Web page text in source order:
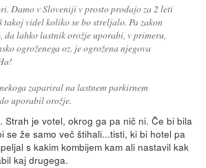
Damo v Sloveniji v prosto prodajo za 2 leti
takoj videl koliko se bo streljalo. Pa zakon
da lahko lastnik orožje uporabi, v primeru,
ogroženega oz. je ogrožena njegova
zapariral na lastnem parkirnem
uporabil orožje.
Strah je votel, okrog ga pa nič ni. Če bi bila
se že samo več štihali...tisti, ki bi hotel pa
s kakim kombijem kam ali nastavil kak
kaj drugega.